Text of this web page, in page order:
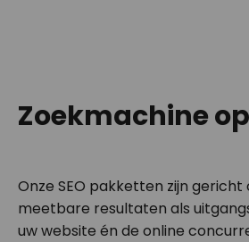
Zoekmachine
Onze SEO pakketten zijn
meetbare resultaten als
uw website én de online